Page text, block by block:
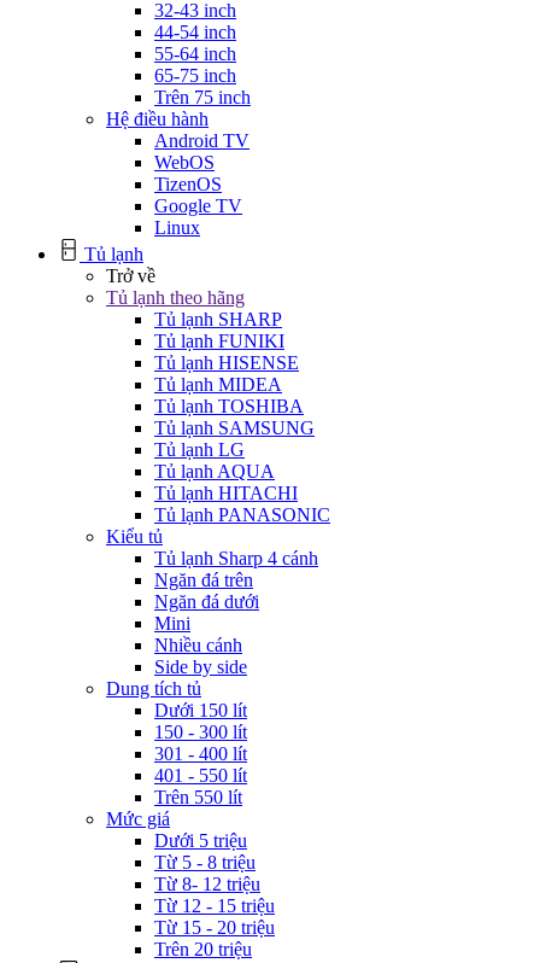
32-43 inch
44-54 inch
55-64 inch
65-75 inch
Trên 75 inch
Hệ điều hành
Android TV
WebOS
TizenOS
Google TV
Linux
Tủ lạnh
Trở về
Tủ lạnh theo hãng
Tủ lạnh SHARP
Tủ lạnh FUNIKI
Tủ lạnh HISENSE
Tủ lạnh MIDEA
Tủ lạnh TOSHIBA
Tủ lạnh SAMSUNG
Tủ lạnh LG
Tủ lạnh AQUA
Tủ lạnh HITACHI
Tủ lạnh PANASONIC
Kiểu tủ
Tủ lạnh Sharp 4 cánh
Ngăn đá trên
Ngăn đá dưới
Mini
Nhiều cánh
Side by side
Dung tích tủ
Dưới 150 lít
150 - 300 lít
301 - 400 lít
401 - 550 lít
Trên 550 lít
Mức giá
Dưới 5 triệu
Từ 5 - 8 triệu
Từ 8- 12 triệu
Từ 12 - 15 triệu
Từ 15 - 20 triệu
Trên 20 triệu